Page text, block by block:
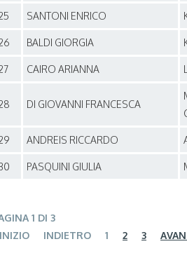
SANTONI ENRICO
BALDI GIORGIA
CAIRO ARIANNA
DI GIOVANNI FRANCESCA
ANDREIS RICCARDO
PASQUINI GIULIA
1 DI 3
INIZIO
INDIETRO 1 2 3